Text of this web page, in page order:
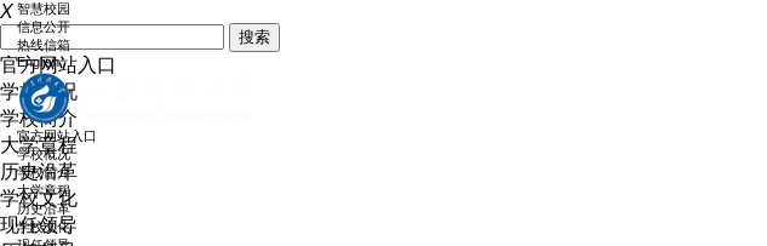
X 智慧校园
信息公开
热线信箱
English
官方网站入口
学校概况
官方网站入口
学校概况
学校简介
大学章程
历史沿革
学校文化
现任领导